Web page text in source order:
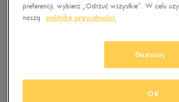
0.0( 0)
99,99 złz Vat
KLUBIE 50 STYLE
preferencji, wybierz „Odrzuć wszystkie”. W celu
naszą
politykę prywatności.
Dostosuj
OK